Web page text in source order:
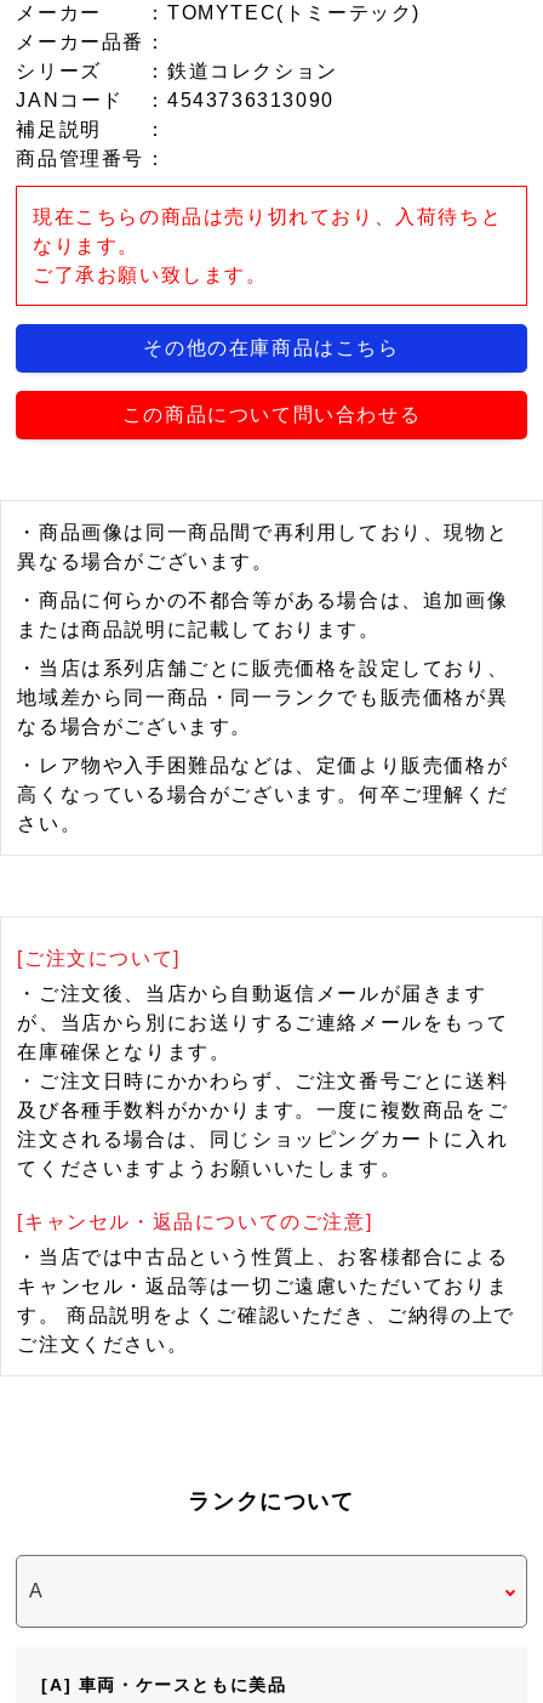
メーカー
：TOMYTEC(トミーテック)
メーカー品番
：
シリーズ
：鉄道コレクション
JANコード
：4543736313090
補足説明
：
商品管理番号 ：
現在こちらの商品は売り切れており、入荷待ちと
なります。
ご了承お願い致します。
その他の在庫商品はこちら
この商品について問い合わせる
・商品画像は同一商品間で再利用しており、現物と
異なる場合がございます。
・商品に何らかの不都合等がある場合は、追加画像
または商品説明に記載しております。
・当店は系列店舗ごとに販売価格を設定しており、
地域差から同一商品・同一ランクでも販売価格が異
なる場合がございます。
・レア物や入手困難品などは、定価より販売価格が
高くなっている場合がございます。何卒ご理解くだ
さい。
[ご注文について]
・ご注文後、当店から自動返信メールが届きます
が、当店から別にお送りするご連絡メールをもって
在庫確保となります。
・ご注文日時にかかわらず、ご注文番号ごとに送料
及び各種手数料がかかります。一度に複数商品をご
注文される場合は、同じショッピングカートに入れ
てくださいますようお願いいたします。
[キャンセル・返品についてのご注意]
・当店では中古品という性質上、お客様都合による
キャンセル・返品等は一切ご遠慮いただいておりま
す。 商品説明をよくご確認いただき、ご納得の上で
ご注文ください。
ランクについて
[A] 車両・ケースともに美品